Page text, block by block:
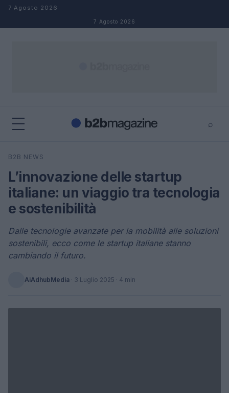
Salta al contenuto
7 Agosto 2026
7 Agosto 2026
⌕
Cerca
B2B NEWS
L’innovazione delle startup
italiane: un viaggio tra tecnologia
e sostenibilità
Dalle tecnologie avanzate per la mobilità alle soluzioni
sostenibili, ecco come le startup italiane stanno
cambiando il futuro.
AiAdhubMedia · 3 Luglio 2025 · 4 min